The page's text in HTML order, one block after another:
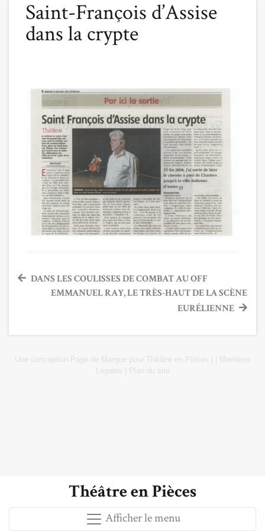
Théâtre en Pièces
Afficher le menu
Saint-François d’Assise
dans la crypte
Navigation
DANS LES COULISSES DE COMBAT AU OFF
EMMANUEL RAY, LE TRÈS-HAUT DE LA SCÈNE
EURÉLIENNE
Une conception Page de Marque pour Théâtre en Pièces
Mentions
Légales
Plan du site